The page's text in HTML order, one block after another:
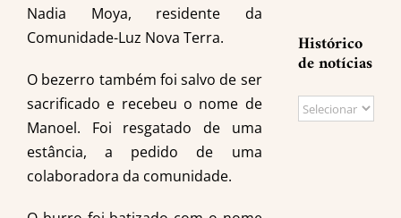
Nadia Moya, residente da
Comunidade-Luz Nova Terra.
O bezerro também foi salvo de ser
sacrificado e recebeu o nome de
Manoel. Foi resgatado de uma
estância, a pedido de uma
colaboradora da comunidade.
Histórico
de notícias
Histórico